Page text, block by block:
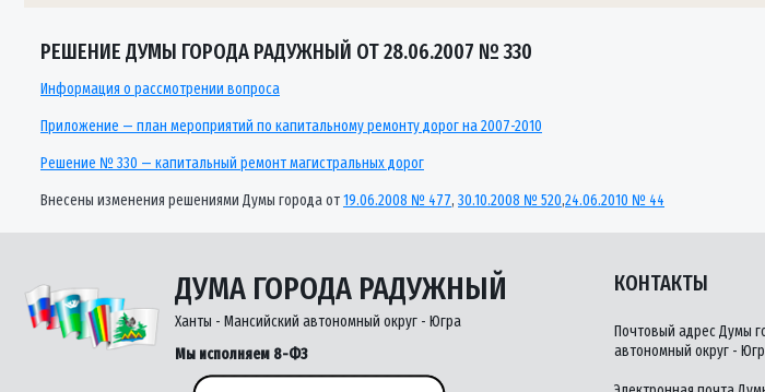
РЕШЕНИЕ ДУМЫ ГОРОДА РАДУЖНЫЙ ОТ 28.06.2007 № 330
Информация о рассмотрении вопроса
Приложение — план мероприятий по капитальному ремонту дорог на 2007-2010
Решение № 330 — капитальный ремонт магистральных дорог
Внесены изменения решениями Думы города от19.06.2008 № 477, 30.10.2008 № 520,24.06.2010 № 44
ДУМА ГОРОДА РАДУЖНЫЙ
Ханты - Мансийский автономный округ - Югра
Мы исполняем 8-ФЗ
КОНТАКТЫ
Почтовый адрес Думы
автономный округ -